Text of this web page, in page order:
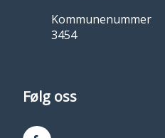
Kommunenummer
3454
Følg oss